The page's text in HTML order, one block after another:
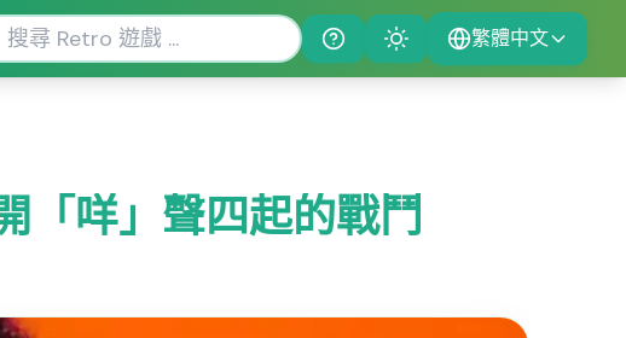
Help Theme 繁體中文
「咩」聲四起的戰鬥